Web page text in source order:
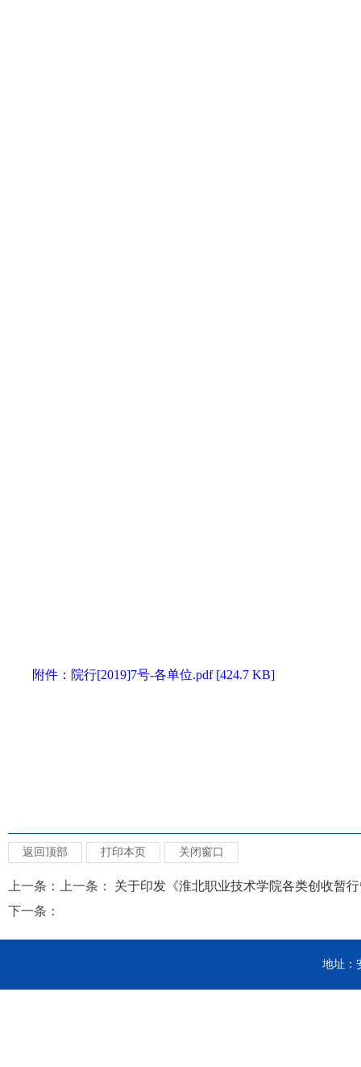
附件：院行[2019]7号-各单位.pdf [424.7 KB]
返回顶部 打印本页 关闭窗口
上一条：上一条： 关于印发《淮北职业技术学院各类创收暂行
下一条：
地址：